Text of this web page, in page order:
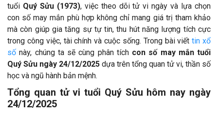
tuổi Quý Sửu (1973), việc theo dõi tử vi ngày và lựa chọn
con số may mắn phù hợp không chỉ mang giá trị tham khảo
mà còn giúp gia tăng sự tự tin, thu hút năng lượng tích cực
trong công việc, tài chính và cuộc sống. Trong bài viếttin xổ
số này, chúng ta sẽ cùng phân tích con số may mắn tuổi
Quý Sửu ngày 24/12/2025 dựa trên tổng quan tử vi, thần số
học và ngũ hành bản mệnh.
Tổng quan tử vi tuổi Quý Sửu hôm nay ngày
24/12/2025